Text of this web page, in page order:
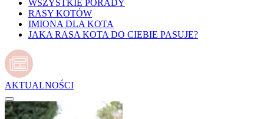
WSZYSTKIE PORADY
RASY KOTÓW
IMIONA DLA KOTA
JAKA RASA KOTA DO CIEBIE PASUJE?
AKTUALNOŚCI